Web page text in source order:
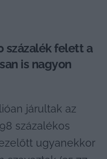
százalék felett a
is nagyon
járultak az
százalékos
ugyanekkor